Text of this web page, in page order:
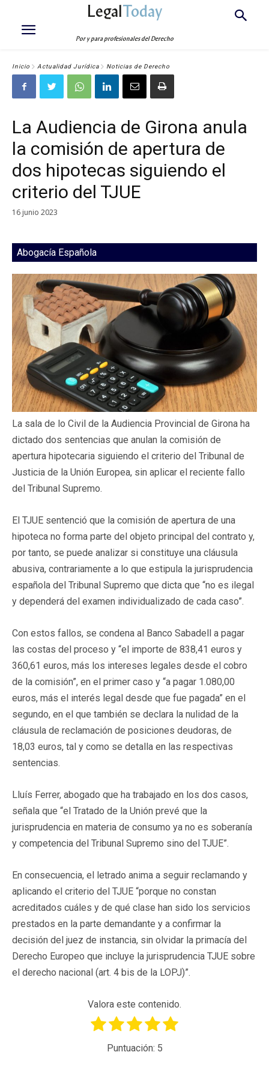
LegalToday
Por y para profesionales del Derecho
Inicio Actualidad Jurídica Noticias de Derecho
La Audiencia de Girona anula
la comisión de apertura de
dos hipotecas siguiendo el
criterio del TJUE
16 junio 2023
Abogacía Española
La sala de lo Civil de la Audiencia Provincial de Girona ha
dictado dos sentencias que anulan la comisión de
apertura hipotecaria siguiendo el criterio del Tribunal de
Justicia de la Unión Europea, sin aplicar el reciente fallo
del Tribunal Supremo.
El TJUE sentenció que la comisión de apertura de una
hipoteca no forma parte del objeto principal del contrato y,
por tanto, se puede analizar si constituye una cláusula
abusiva, contrariamente a lo que estipula la jurisprudencia
española del Tribunal Supremo que dicta que “no es ilegal
y dependerá del examen individualizado de cada caso”.
Con estos fallos, se condena al Banco Sabadell a pagar
las costas del proceso y “el importe de 838,41 euros y
360,61 euros, más los intereses legales desde el cobro
de la comisión”, en el primer caso y “a pagar 1.080,00
euros, más el interés legal desde que fue pagada” en el
segundo, en el que también se declara la nulidad de la
cláusula de reclamación de posiciones deudoras, de
18,03 euros, tal y como se detalla en las respectivas
sentencias.
Lluís Ferrer, abogado que ha trabajado en los dos casos,
señala que “el Tratado de la Unión prevé que la
jurisprudencia en materia de consumo ya no es soberanía
y competencia del Tribunal Supremo sino del TJUE”.
En consecuencia, el letrado anima a seguir reclamando y
aplicando el criterio del TJUE “porque no constan
acreditados cuáles y de qué clase han sido los servicios
prestados en la parte demandante y a confirmar la
decisión del juez de instancia, sin olvidar la primacía del
Derecho Europeo que incluye la jurisprudencia TJUE sobre
el derecho nacional (art. 4 bis de la LOPJ)”.
Valora este contenido.
Puntuación: 5